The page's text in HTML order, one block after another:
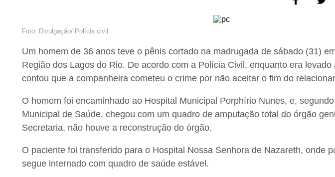
Foto: Divulgação/ Polícia civil
Um homem de 36 anos teve o pênis cortado na madrugada de sábado (31)
Região dos Lagos do Rio. De acordo com a Polícia Civil, enquanto era levado
contou que a companheira cometeu o crime por não aceitar o fim do
O homem foi encaminhado ao Hospital Municipal Porphírio Nunes, e,
Municipal de Saúde, chegou com um quadro de amputação total do órgão
Secretaria, não houve a reconstrução do órgão.
O paciente foi transferido para o Hospital Nossa Senhora de Nazareth, onde
segue internado com quadro de saúde estável.